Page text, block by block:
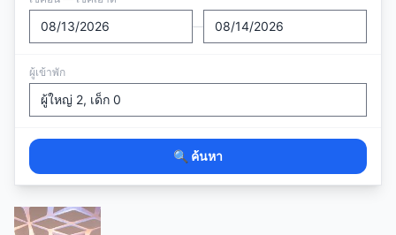
—
ผู้เข้าพัก
🔍 ค้นหา